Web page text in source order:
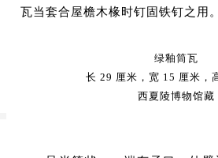
瓦当套合屋檐木椽时钉固铁钉之用。
绿釉筒瓦
长 29 厘米，宽 15 厘米，
西夏陵博物馆藏